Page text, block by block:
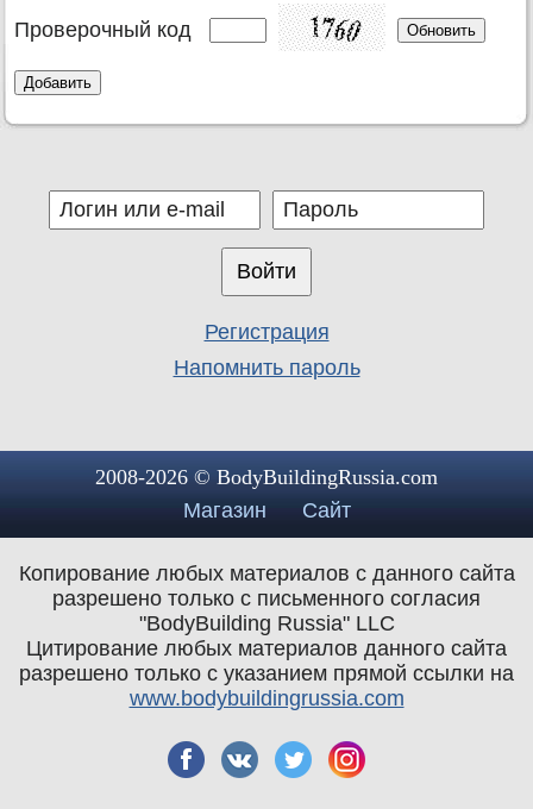
Проверочный код
Регистрация
Напомнить пароль
2008-2026 © BodyBuildingRussia.com
Магазин
Сайт
Копирование любых материалов с данного сайта
разрешено только с письменного согласия
"BodyBuilding Russia" LLC
Цитирование любых материалов данного сайта
разрешено только с указанием прямой ссылки на
www.bodybuildingrussia.com